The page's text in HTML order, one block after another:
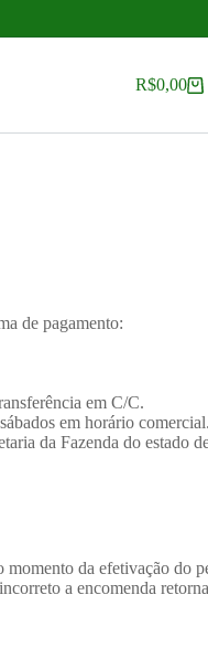
R$0,00
de pagamento:
em C/C.
em horário
da Fazenda do estado
momento da efetivação do
a encomenda